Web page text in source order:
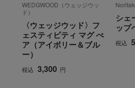
WEDGWOOD（ウェッジウッ
ド）
〈ウェッジウッド〉フ
ェスティビティ マグ ぺ
ア（アイボリー＆ブル
ー）
税込 3,300 円
シェ
ップ
税込